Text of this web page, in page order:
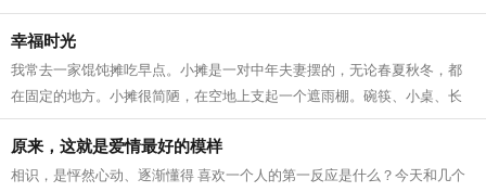
却睡意全无，思绪万千，久久难以理...
幸福时光
我常去一家馄饨摊吃早点。小摊是一对中年夫妻摆的，无论春夏秋冬，都
在固定的地方。小摊很简陋，在空地上支起一个遮雨棚。碗筷、小桌、长
凳等，都是随来随带，一股脑堆在三轮...
原来，这就是爱情最好的模样
相识，是怦然心动、逐渐懂得 喜欢一个人的第一反应是什么？今天和几个